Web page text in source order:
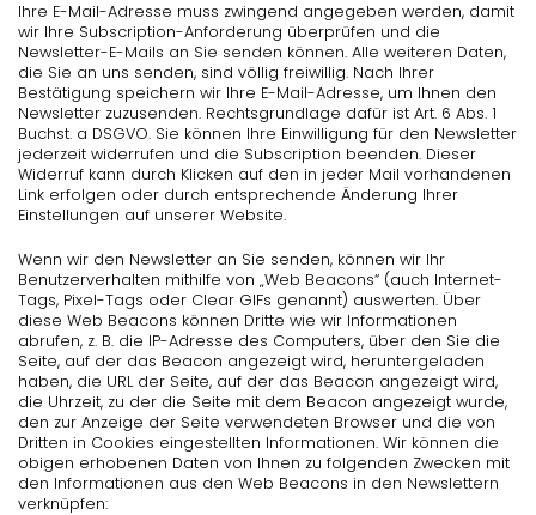
Ihre E-Mail-Adresse muss zwingend angegeben werden, damit
wir Ihre Subscription-Anforderung überprüfen und die
Newsletter-E-Mails an Sie senden können. Alle weiteren Daten,
die Sie an uns senden, sind völlig freiwillig. Nach Ihrer
Bestätigung speichern wir Ihre E-Mail-Adresse, um Ihnen den
Newsletter zuzusenden. Rechtsgrundlage dafür ist Art. 6 Abs. 1
Buchst. a DSGVO. Sie können Ihre Einwilligung für den Newsletter
jederzeit widerrufen und die Subscription beenden. Dieser
Widerruf kann durch Klicken auf den in jeder Mail vorhandenen
Link erfolgen oder durch entsprechende Änderung Ihrer
Einstellungen auf unserer Website.
Wenn wir den Newsletter an Sie senden, können wir Ihr
Benutzerverhalten mithilfe von „Web Beacons“ (auch Internet-
Tags, Pixel-Tags oder Clear GIFs genannt) auswerten. Über
diese Web Beacons können Dritte wie wir Informationen
abrufen, z. B. die IP-Adresse des Computers, über den Sie die
Seite, auf der das Beacon angezeigt wird, heruntergeladen
haben, die URL der Seite, auf der das Beacon angezeigt wird,
die Uhrzeit, zu der die Seite mit dem Beacon angezeigt wurde,
den zur Anzeige der Seite verwendeten Browser und die von
Dritten in Cookies eingestellten Informationen. Wir können die
obigen erhobenen Daten von Ihnen zu folgenden Zwecken mit
den Informationen aus den Web Beacons in den Newslettern
verknüpfen: